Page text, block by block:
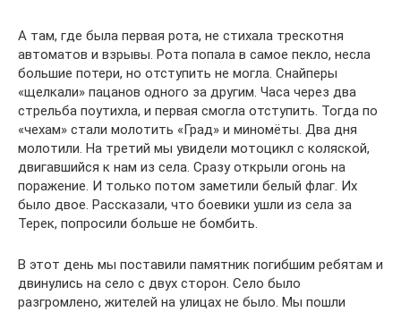
А там, где была первая рота, не стихала трескотня
автоматов и взрывы. Рота попала в самое пекло, несла
большие потери, но отступить не могла. Снайперы
«щелкали» пацанов одного за другим. Часа через два
стрельба поутихла, и первая смогла отступить. Тогда по
«чехам» стали молотить «Град» и миномёты. Два дня
молотили. На третий мы увидели мотоцикл с коляской,
двигавшийся к нам из села. Сразу открыли огонь на
поражение. И только потом заметили белый флаг. Их
было двое. Рассказали, что боевики ушли из села за
Терек, попросили больше не бомбить.
В этот день мы поставили памятник погибшим ребятам и
двинулись на село с двух сторон. Село было
разгромлено, жителей на улицах не было. Мы пошли